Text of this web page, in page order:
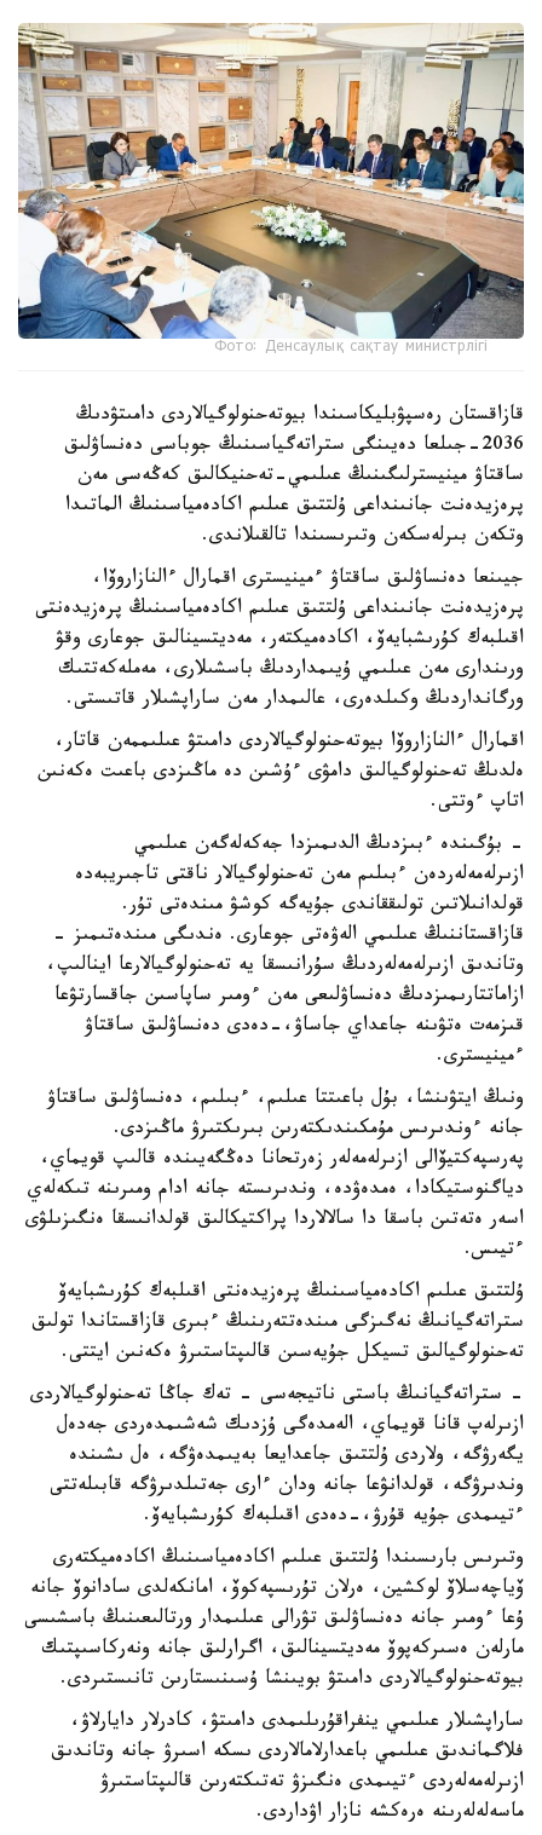
Фото: Денсаулық сақтау министрлігі
قازاقستان رەسپۋبليكاسىندا بيوتەحنولوگيالاردى دامىتۋدىڭ
2036-جىلعا دەيىنگى ستراتەگياسىنىڭ جوباسى دەنساۋلىق
ساقتاۋ مينيسترلىگىنىڭ عىلىمي-تەحنيكالىق كەڭەسى مەن
پرەزيدەنت جانىنداعى ۇلتتىق عىلىم اكادەمياسىنىڭ الماتىدا
وتكەن بىرلەسكەن وتىرىسىندا تالقىلاندى.
جيىنعا دەنساۋلىق ساقتاۋ ءمينيسترى اقمارال ءالنازاروۆا،
پرەزيدەنت جانىنداعى ۇلتتىق عىلىم اكادەمياسىنىڭ پرەزيدەنتى
اقىلبەك كۇرىشبايەۆ، اكادەميكتەر، مەديتسينالىق جوعارى وقۋ
ورىندارى مەن عىلىمي ۇيىمداردىڭ باسشىلارى، مەملەكەتتىك
ورگانداردىڭ وكىلدەرى، عالىمدار مەن ساراپشىلار قاتىستى.
اقمارال ءالنازاروۆا بيوتەحنولوگيالاردى دامىتۋ عىلىممەن قاتار،
ەلدىڭ تەحنولوگيالىق دامۋى ءۇشىن دە ماڭىزدى باعىت ەكەنىن
اتاپ ءوتتى.
- بۇگىندە ءبىزدىڭ الدىمىزدا جەكەلەگەن عىلىمي
ازىرلەمەلەردەن ءبىلىم مەن تەحنولوگيالار ناقتى تاجىريبەدە
قولدانىلاتىن تولىققاندى جۇيەگە كوشۋ مىندەتى تۇر.
قازاقستاننىڭ عىلىمي الەۋەتى جوعارى. ەندىگى مىندەتىمىز -
وتاندىق ازىرلەمەلەردىڭ سۇرانىسقا يە تەحنولوگيالارعا اينالىپ،
ازاماتتارىمىزدىڭ دەنساۋلىعى مەن ءومىر ساپاسىن جاقسارتۋعا
قىزمەت ەتۋىنە جاعداي جاساۋ،-دەدى دەنساۋلىق ساقتاۋ
ءمينيسترى.
ونىڭ ايتۋىنشا، بۇل باعىتتا عىلىم، ءبىلىم، دەنساۋلىق ساقتاۋ
جانە ءوندىرىس مۇمكىندىكتەرىن بىرىكتىرۋ ماڭىزدى.
پەرسپەكتيۆالى ازىرلەمەلەر زەرتحانا دەڭگەيىندە قالىپ قويماي،
دياگنوستيكادا، ەمدەۋدە، وندىرىستە جانە ادام ومىرىنە تىكەلەي
اسەر ەتەتىن باسقا دا سالالاردا پراكتيكالىق قولدانىسقا ەنگىزىلۋى
ءتيىس.
ۇلتتىق عىلىم اكادەمياسىنىڭ پرەزيدەنتى اقىلبەك كۇرىشبايەۆ
ستراتەگيانىڭ نەگىزگى مىندەتتەرىنىڭ ءبىرى قازاقستاندا تولىق
تەحنولوگيالىق تسيكل جۇيەسىن قالىپتاستىرۋ ەكەنىن ايتتى.
- ستراتەگيانىڭ باستى ناتيجەسى - تەك جاڭا تەحنولوگيالاردى
ازىرلەپ قانا قويماي، الەمدەگى ۇزدىك شەشىمدەردى جەدەل
يگەرۋگە، ولاردى ۇلتتىق جاعدايعا بەيىمدەۋگە، ەل ىشىندە
وندىرۋگە، قولدانۋعا جانە ودان ءارى جەتىلدىرۋگە قابىلەتتى
ءتيىمدى جۇيە قۇرۋ،-دەدى اقىلبەك كۇرىشبايەۆ.
وتىرىس بارىسىندا ۇلتتىق عىلىم اكادەمياسىنىڭ اكادەميكتەرى
ۆياچەسلاۆ لوكشين، ەرلان تۇرىسپەكوۆ، امانكەلدى سادانوۆ جانە
ۇعا ءومىر جانە دەنساۋلىق تۋرالى عىلىمدار ورتالىعىنىڭ باسشىسى
مارلەن ەسىركەپوۆ مەديتسينالىق، اگرارلىق جانە ونەركاسىپتىك
بيوتەحنولوگيالاردى دامىتۋ بويىنشا ۇسىنىستارىن تانىستىردى.
ساراپشىلار عىلىمي ينفراقۇرىلىمدى دامىتۋ، كادرلار دايارلاۋ،
فلاگماندىق عىلىمي باعدارلامالاردى ىسكە اسىرۋ جانە وتاندىق
ازىرلەمەلەردى ءتيىمدى ەنگىزۋ تەتىكتەرىن قالىپتاستىرۋ
ماسەلەلەرىنە ەرەكشە نازار اۋداردى.